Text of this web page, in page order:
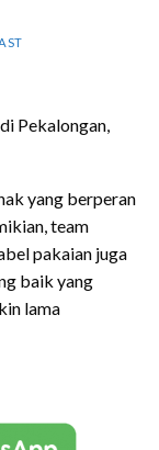
yang berperan
team
pakaian juga
baik yang
lama